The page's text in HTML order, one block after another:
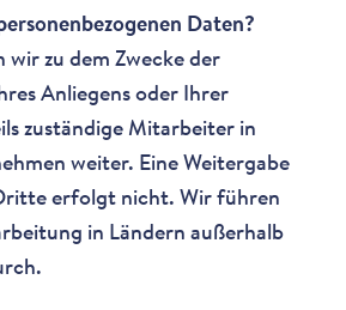
Daten?
wir zu dem Zwecke der
Anliegens oder Ihrer
zuständige Mitarbeiter in
weiter. Eine Weitergabe
erfolgt nicht. Wir führen
in Ländern außerhalb